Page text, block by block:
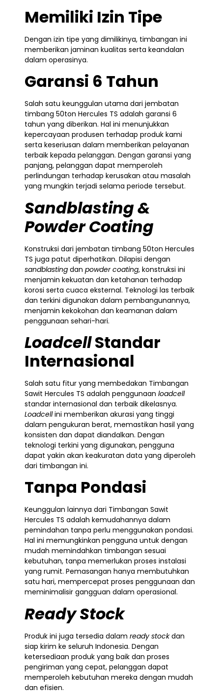
Memiliki Izin Tipe
Dengan izin tipe yang dimilikinya, timbangan ini
memberikan jaminan kualitas serta keandalan
dalam operasinya.
Garansi 6 Tahun
Salah satu keunggulan utama dari jembatan
timbang 50ton Hercules TS adalah garansi 6
tahun yang diberikan. Hal ini menunjukkan
kepercayaan produsen terhadap produk kami
serta keseriusan dalam memberikan pelayanan
terbaik kepada pelanggan. Dengan garansi yang
panjang, pelanggan dapat memperoleh
perlindungan terhadap kerusakan atau masalah
yang mungkin terjadi selama periode tersebut.
Sandblasting &
Powder Coating
Konstruksi dari jembatan timbang 50ton Hercules
TS juga patut diperhatikan. Dilapisi dengan
sandblasting dan powder coating, konstruksi ini
menjamin kekuatan dan ketahanan terhadap
korosi serta cuaca eksternal. Teknologi las terbaik
dan terkini digunakan dalam pembangunannya,
menjamin kekokohan dan keamanan dalam
penggunaan sehari-hari.
LoadcellStandar
Internasional
Salah satu fitur yang membedakan Timbangan
Sawit Hercules TS adalah penggunaan loadcell
standar internasional dan terbaik dikelasnya.
Loadcellini memberikan akurasi yang tinggi
dalam pengukuran berat, memastikan hasil yang
konsisten dan dapat diandalkan. Dengan
teknologi terkini yang digunakan, pengguna
dapat yakin akan keakuratan data yang diperoleh
dari timbangan ini.
Tanpa Pondasi
Keunggulan lainnya dari Timbangan Sawit
Hercules TS adalah kemudahannya dalam
pemindahan tanpa perlu menggunakan pondasi.
Hal ini memungkinkan pengguna untuk dengan
mudah memindahkan timbangan sesuai
kebutuhan, tanpa memerlukan proses instalasi
yang rumit. Pemasangan hanya membutuhkan
satu hari, mempercepat proses penggunaan dan
meminimalisir gangguan dalam operasional.
Ready Stock
Produk ini juga tersedia dalam ready stockdan
siap kirim ke seluruh Indonesia. Dengan
ketersediaan produk yang baik dan proses
pengiriman yang cepat, pelanggan dapat
memperoleh kebutuhan mereka dengan mudah
dan efisien.